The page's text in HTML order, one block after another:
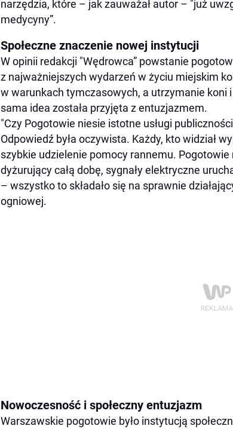
narzędzia, które – jak zauważał autor – "już
medycyny”.
Społeczne znaczenie nowej instytucji
W opinii redakcji "Wędrowca” powstanie
z najważniejszych wydarzeń w życiu miejskim
w warunkach tymczasowych, a utrzymanie koni
sama idea została przyjęta z entuzjazmem.
"Czy Pogotowie niesie istotne usługi
Odpowiedź była oczywista. Każdy, kto widział
szybkie udzielenie pomocy rannemu.
dyżurujący całą dobę, sygnały elektryczne
– wszystko to składało się na sprawnie
ogniowej.
Nowoczesność i społeczny entuzjazm
Warszawskie pogotowie było instytucją